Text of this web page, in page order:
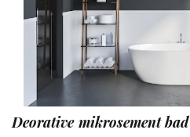
Deorative mikrosement bad